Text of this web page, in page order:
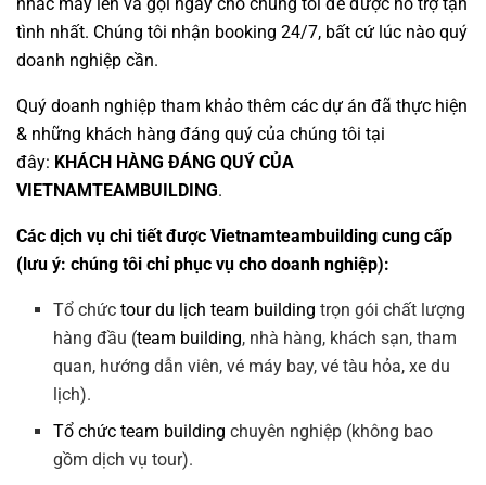
nhấc máy lên và gọi ngay cho chúng tôi để được hỗ trợ tận
tình nhất. Chúng tôi nhận booking 24/7, bất cứ lúc nào quý
doanh nghiệp cần.
Quý doanh nghiệp tham khảo thêm các dự án đã thực hiện
& những khách hàng đáng quý của chúng tôi tại
đây: KHÁCH HÀNG ĐÁNG QUÝ CỦA
VIETNAMTEAMBUILDING.
Các dịch vụ chi tiết được Vietnamteambuilding cung cấp
(lưu ý: chúng tôi chỉ phục vụ cho doanh nghiệp):
Tổ chứctour du lịch team building trọn gói chất lượng
hàng đầu (team building, nhà hàng, khách sạn, tham
quan, hướng dẫn viên, vé máy bay, vé tàu hỏa, xe du
lịch).
Tổ chức team building chuyên nghiệp (không bao
gồm dịch vụ tour).